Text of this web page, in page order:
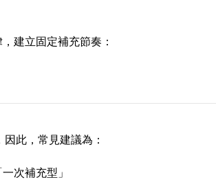
建立固定補充節奏：
此，常見建議為：
次補充型」